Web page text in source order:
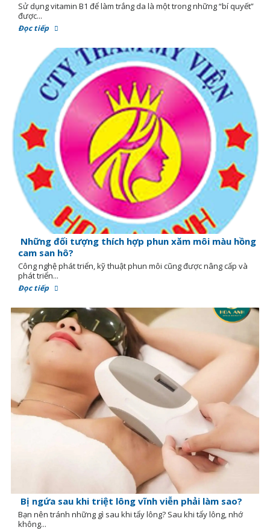
Sử dụng vitamin B1 để làm trắng da là một trong những “bí quyết”
được...
Đọc tiếp
Những đối tượng thích hợp phun xăm môi màu hồng
cam san hô?
Công nghệ phát triển, kỹ thuật phun môi cũng được nâng cấp và
phát triển...
Đọc tiếp
Bị ngứa sau khi triệt lông vĩnh viễn phải làm sao?
Bạn nên tránh những gì sau khi tẩy lông? Sau khi tẩy lông, nhớ
không...